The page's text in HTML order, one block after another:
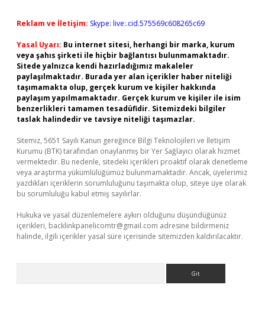
Reklam ve İletişim: Skype: live:.cid.575569c608265c69
Yasal Uyarı: Bu internet sitesi, herhangi bir marka, kurum
veya şahıs şirketi ile hiçbir bağlantısı bulunmamaktadır.
Sitede yalnızca kendi hazırladığımız makaleler
paylaşılmaktadır. Burada yer alan içerikler haber niteliği
taşımamakta olup, gerçek kurum ve kişiler hakkında
paylaşım yapılmamaktadır. Gerçek kurum ve kişiler ile isim
benzerlikleri tamamen tesadüfidir. Sitemizdeki bilgiler
taslak halindedir ve tavsiye niteliği taşımazlar.
Sitemiz, 5651 Sayılı Kanun gereğince Bilgi Teknolojileri ve İletişim
Kurumu (BTK) tarafından onaylanmış bir Yer Sağlayıcı olarak hizmet
vermektedir. Bu nedenle, sitedeki içerikleri proaktif olarak denetleme
veya araştırma yükümlülüğümüz bulunmamaktadır. Ancak, üyelerimiz
yazdıkları içeriklerin sorumluluğunu taşımakta olup, siteye üye olarak
bu sorumluluğu kabul etmiş sayılırlar.
Hukuka ve yasal düzenlemelere aykırı olduğunu düşündüğünüz
içerikleri, backlinkpanelicomtr@gmail.com adresine bildirmeniz
halinde, ilgili içerikler yasal süre içerisinde sitemizden kaldırılacaktır.